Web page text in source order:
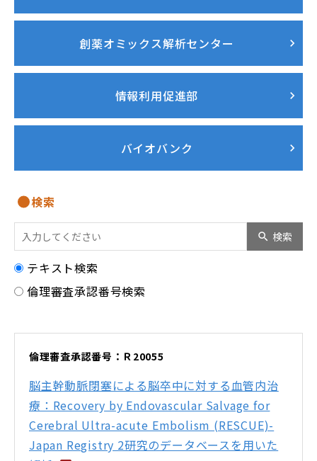
創薬オミックス解析センター
情報利用促進部
バイオバンク
検索
検索
テキスト検索
倫理審査承認番号検索
倫理審査承認番号：Ｒ20055
脳主幹動脈閉塞による脳卒中に対する血管内治
療：Recovery by Endovascular Salvage for
Cerebral Ultra-acute Embolism (RESCUE)-
Japan Registry 2研究のデータベースを用いた